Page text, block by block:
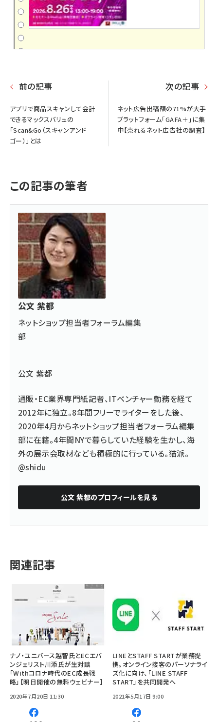
前の記事
アプリで商品スキャンして会計
できるマックスバリュの
「Scan&Go（スキャンアンド
ゴー）」とは
次の記事
ネット広告出稿額の71%が大手
プラットフォーム「GAFA＋」に集
中【売れるネット広告社の調査】
この記事の筆者
公文 紫都
ネットショップ担当者フォーラム編集
部
公文 紫都
通販・EC業界専門紙記者、ITベンチャー勤務を経て
2012年に独立。8年間フリーでライターをした後、
2020年4月からネットショップ担当者フォーラム編集
部に在籍。4年間NYで暮らしていた経験を生かし、海
外の展示会取材なども積極的に行っている。猫派。
@shidu
公文 紫都のプロフィールを見る
関連記事
ナノ・ユニバース越智氏とECエバ
ンジェリスト川添氏が生対談
「Withコロナ時代のEC成長戦
略」【明日開催の無料ウェビナー】
2020年7月20日 11:30
LINEとSTAFF STARTが業務提
携。オンライン接客のパーソナライ
ズ化に向け、「LINE STAFF
START」を共同開発へ
2021年5月17日 9:00